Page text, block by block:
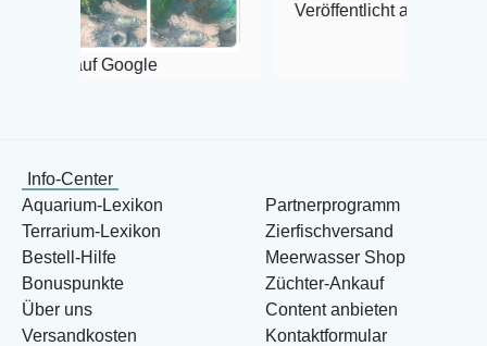
Veröffentlicht auf Google
Info-Center
Aquarium-Lexikon
Terrarium-Lexikon
Bestell-Hilfe
Bonuspunkte
Über uns
Versandkosten
Partnerprogramm
Zierfischversand
Meerwasser Shop
Züchter-Ankauf
Content anbieten
Kontaktformular